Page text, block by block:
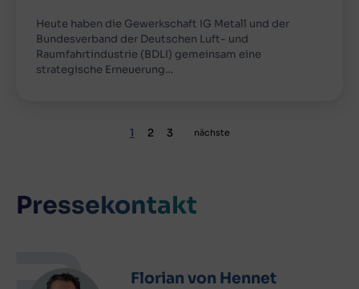
Heute haben die Gewerkschaft IG Metall und der
Bundesverband der Deutschen Luft- und
Raumfahrtindustrie (BDLI) gemeinsam eine
strategische Erneuerung…
Seitennummerierung
Page
1 Page
2 Page
3 Nächste Seite
nächste
Pressekontakt
Florian von Hennet